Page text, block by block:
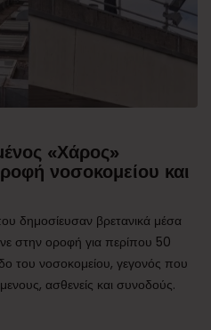
«Χάρος»
νοσοκομείου και
δημοσίευσαν βρετανικά μέσα
στην οροφή για περίπου 50
του νοσοκομείου, γεγονός που
ασθενείς και συνοδούς.